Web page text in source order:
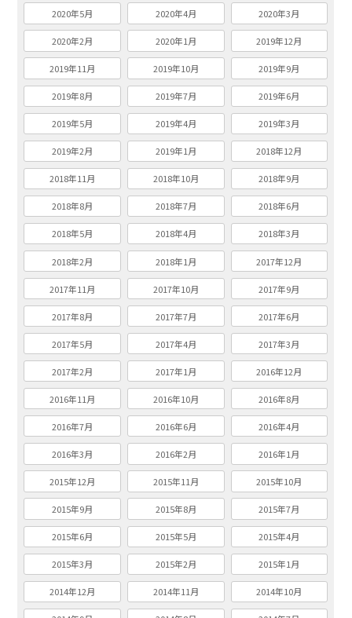
2020年5月 2020年4月 2020年3月
2020年2月 2020年1月 2019年12月
2019年11月 2019年10月 2019年9月
2019年8月 2019年7月 2019年6月
2019年5月 2019年4月 2019年3月
2019年2月 2019年1月 2018年12月
2018年11月 2018年10月 2018年9月
2018年8月 2018年7月 2018年6月
2018年5月 2018年4月 2018年3月
2018年2月 2018年1月 2017年12月
2017年11月 2017年10月 2017年9月
2017年8月 2017年7月 2017年6月
2017年5月 2017年4月 2017年3月
2017年2月 2017年1月 2016年12月
2016年11月 2016年10月 2016年8月
2016年7月 2016年6月 2016年4月
2016年3月 2016年2月 2016年1月
2015年12月 2015年11月 2015年10月
2015年9月 2015年8月 2015年7月
2015年6月 2015年5月 2015年4月
2015年3月 2015年2月 2015年1月
2014年12月 2014年11月 2014年10月